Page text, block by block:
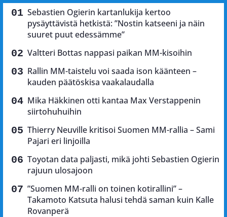
Sebastien Ogierin kartanlukija kertoo
pysäyttävistä hetkistä: ”Nostin katseeni ja näin
suuret puut edessämme”
Valtteri Bottas nappasi paikan MM-kisoihin
Rallin MM-taistelu voi saada ison käänteen –
kauden päätöskisa vaakalaudalla
Mika Häkkinen otti kantaa Max Verstappenin
siirtohuhuihin
Thierry Neuville kritisoi Suomen MM-rallia – Sami
Pajari eri linjoilla
Toyotan data paljasti, mikä johti Sebastien Ogierin
rajuun ulosajoon
”Suomen MM-ralli on toinen kotirallini” –
Takamoto Katsuta halusi tehdä saman kuin Kalle
Rovanperä